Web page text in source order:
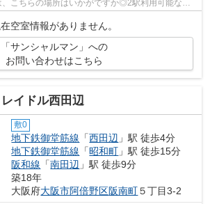
こちらの場所はいかがですか◎2駅利用可能な物
ことができます...
空室情報がありません。
「サンシャルマン」への
お問い合わせはこちら
イドル西田辺
敷0
地下鉄御堂筋線 「西田辺 」駅 徒歩4分
地下鉄御堂筋線 「昭和町 」駅 徒歩15分
阪和線 「南田辺 」駅 徒歩9分
築18年
大阪府大阪市阿倍野区阪南町５丁目3-2